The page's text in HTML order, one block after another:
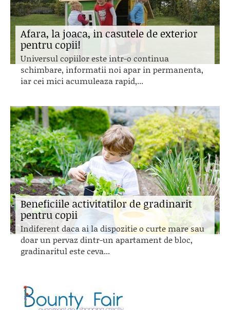
Afara, la joaca, in casutele de exterior
pentru copii!
Universul copiilor este intr-o continua
schimbare, informatii noi apar in permanenta,
iar cei mici acumuleaza rapid,...
Beneficiile activitatilor de gradinarit
pentru copii
Indiferent daca ai la dispozitie o curte mare sau
doar un pervaz dintr-un apartament de bloc,
gradinaritul este ceva...